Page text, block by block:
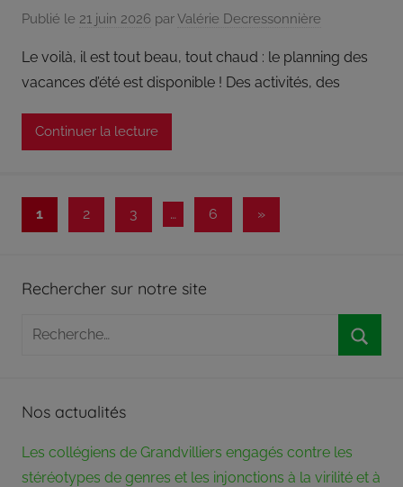
Publié le 21 juin 2026 parValérie Decressonnière
Le voilà, il est tout beau, tout chaud : le planning des
vacances d’été est disponible ! Des activités, des
Continuer la lecture
Pagination
publications
1 2 3 … 6
Articles
suivants
»
Rechercher sur notre site
Recherche
Nos actualités
Les collégiens de Grandvilliers engagés contre les
stéréotypes de genres et les injonctions à la virilité et à